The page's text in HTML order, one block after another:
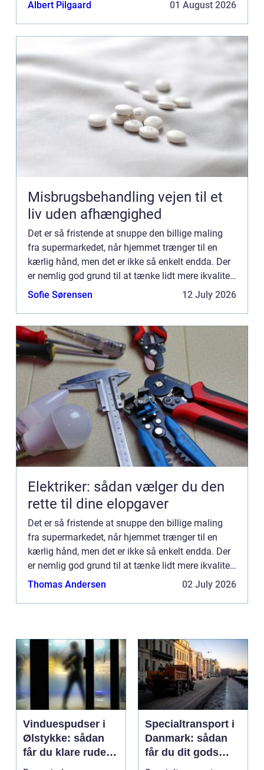
Albert Pilgaard 01 August 2026
Misbrugsbehandling vejen til et
liv uden afhængighed
Det er så fristende at snuppe den billige maling
fra supermarkedet, når hjemmet trænger til en
kærlig hånd, men det er ikke så enkelt endda. Der
er nemlig god grund til at tænke lidt mere ikvalitet,
når du maler – det fortæller en maler i Næstved.
Sofie Sørensen 12 July 2026
Elektriker: sådan vælger du den
rette til dine elopgaver
Det er så fristende at snuppe den billige maling
fra supermarkedet, når hjemmet trænger til en
kærlig hånd, men det er ikke så enkelt endda. Der
er nemlig god grund til at tænke lidt mere ikvalitet,
når du maler – det fortæller en maler i Næstved.
Thomas Andersen 02 July 2026
Vinduespudser i
Ølstykke: sådan
får du klare ruder
året rundt
Specialtransport i
Danmark: sådan
får du dit gods
sikkert frem